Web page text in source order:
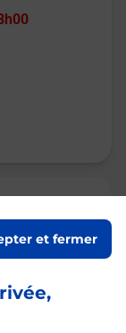
et fermer